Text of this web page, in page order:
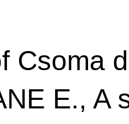
Csoma
E., A